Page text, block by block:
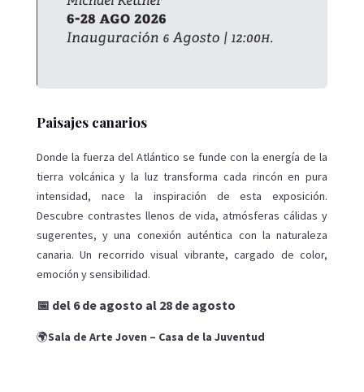
Paisajes canarios
Donde la fuerza del Atlántico se funde con la energía de la
tierra volcánica y la luz transforma cada rincón en pura
intensidad, nace la inspiración de esta exposición.
Descubre contrastes llenos de vida, atmósferas cálidas y
sugerentes, y una conexión auténtica con la naturaleza
canaria. Un recorrido visual vibrante, cargado de color,
emoción y sensibilidad.
📅 del 6 de agosto al 28 de agosto
🌍Sala de Arte Joven – Casa de la Juventud